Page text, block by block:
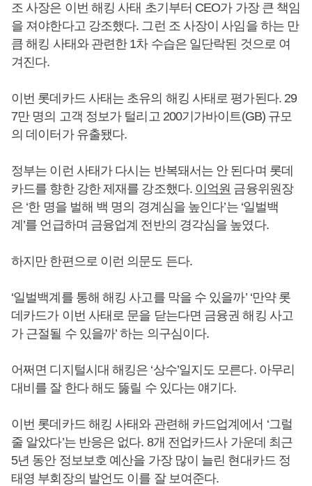
조 사장은 이번 해킹 사태 초기부터 CEO가 가장 큰 책임
을 져야한다고 강조했다. 그런 조 사장이 사임을 하는 만
큼 해킹 사태와 관련한 1차 수습은 일단락된 것으로 여
겨진다.
이번 롯데카드 사태는 초유의 해킹 사태로 평가된다. 29
7만 명의 고객 정보가 털리고 200기가바이트(GB) 규모
의 데이터가 유출됐다.
정부는 이런 사태가 다시는 반복돼서는 안 된다며 롯데
카드를 향한 강한 제재를 강조했다. 이억원 금융위원장
은 ‘한 명을 벌해 백 명의 경계심을 높인다’는 ‘일벌백
계’를 언급하며 금융업계 전반의 경각심을 높였다.
하지만 한편으로 이런 의문도 든다.
‘일벌백계를 통해 해킹 사고를 막을 수 있을까’ ‘만약 롯
데카드가 이번 사태로 문을 닫는다면 금융권 해킹 사고
가 근절될 수 있을까’ 하는 의구심이다.
어쩌면 디지털시대 해킹은 ‘상수’일지도 모른다. 아무리
대비를 잘 한다 해도 뚫릴 수 있다는 얘기다.
이번 롯데카드 해킹 사태와 관련해 카드업계에서 ‘그럴
줄 알았다’는 반응은 없다. 8개 전업카드사 가운데 최근
5년 동안 정보보호 예산을 가장 많이 늘린 현대카드 정
태영 부회장의 발언도 이를 잘 보여준다.